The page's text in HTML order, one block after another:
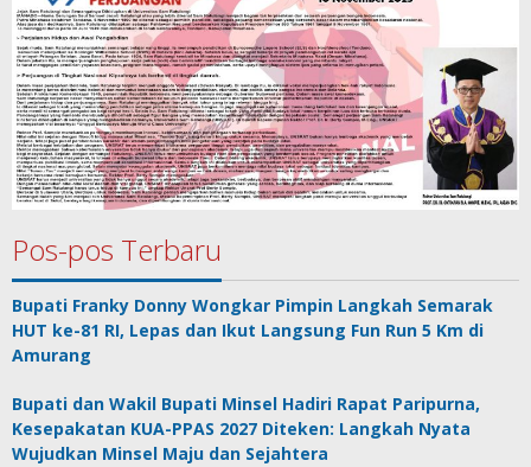
Pos-pos Terbaru
Bupati Franky Donny Wongkar Pimpin Langkah Semarak
HUT ke-81 RI, Lepas dan Ikut Langsung Fun Run 5 Km di
Amurang
Bupati dan Wakil Bupati Minsel Hadiri Rapat Paripurna,
Kesepakatan KUA-PPAS 2027 Diteken: Langkah Nyata
Wujudkan Minsel Maju dan Sejahtera